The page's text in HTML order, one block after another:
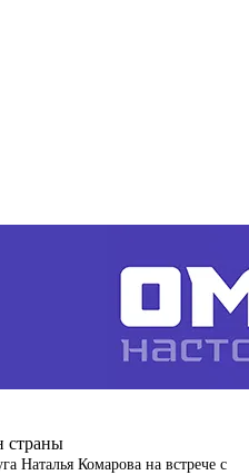
страны
Наталья Комарова на встрече с